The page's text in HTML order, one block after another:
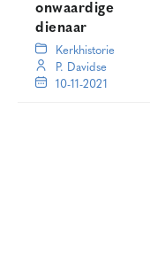
onwaardige
dienaar
Kerkhistorie
P. Davidse
10-11-2021